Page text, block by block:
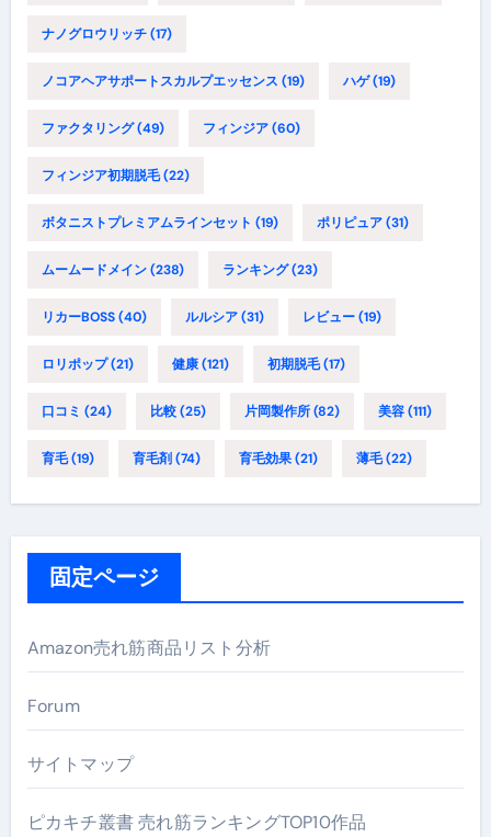
ナノグロウリッチ(17)
ノコアヘアサポートスカルプエッセンス (19) ハゲ(19)
ファクタリング(49) フィンジア(60)
フィンジア初期脱毛(22)
ボタニストプレミアムラインセット (19) ポリピュア(31)
ムームードメイン(238) ランキング(23)
リカーBOSS(40) ルルシア(31) レビュー(19)
ロリポップ(21) 健康(121) 初期脱毛(17)
口コミ (24) 比較(25) 片岡製作所(82) 美容(111)
育毛(19) 育毛剤(74) 育毛効果(21) 薄毛(22)
固定ページ
Amazon売れ筋商品リスト分析
Forum
サイトマップ
ピカキチ叢書 売れ筋ランキングTOP10作品